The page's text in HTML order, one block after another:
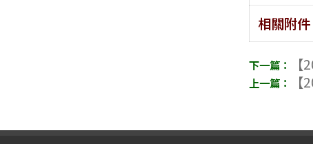
相關附件